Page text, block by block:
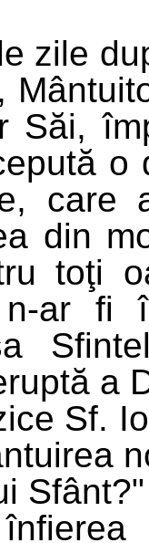
zile
Săi,
care
din
toţi
n-ar fi
a
Sf.